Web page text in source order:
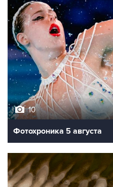
10
Фотохроника 5 августа